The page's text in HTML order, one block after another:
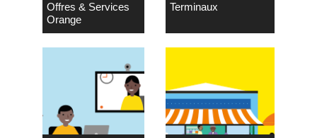
Offres & Services
Orange
Terminaux